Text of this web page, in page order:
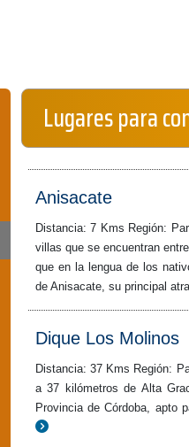
Lugares para
Anisacate
Distancia: 7 Kms Región:
villas que se encuentran
que en la lengua de los
de Anisacate, su principal atra
Dique Los Molinos
Distancia: 37 Kms Región:
a 37 kilómetros de Alta
Provincia de Córdoba, apto